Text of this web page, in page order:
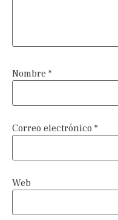
Nombre *
Correo electrónico *
Web